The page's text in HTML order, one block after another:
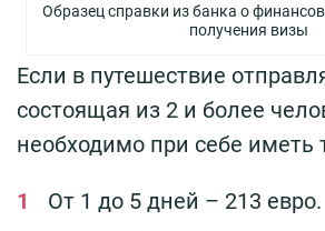
Образец справки из банка о
получения визы
Если в путешествие
состоящая из 2 и более
необходимо при себе иметь
От 1 до 5 дней – 213 евро.